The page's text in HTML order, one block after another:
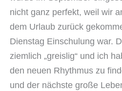
nicht ganz perfekt, weil wir
dem Urlaub zurück
Dienstag Einschulung war.
ziemlich „greislig“ und ich
den neuen Rhythmus zu
und der nächste große